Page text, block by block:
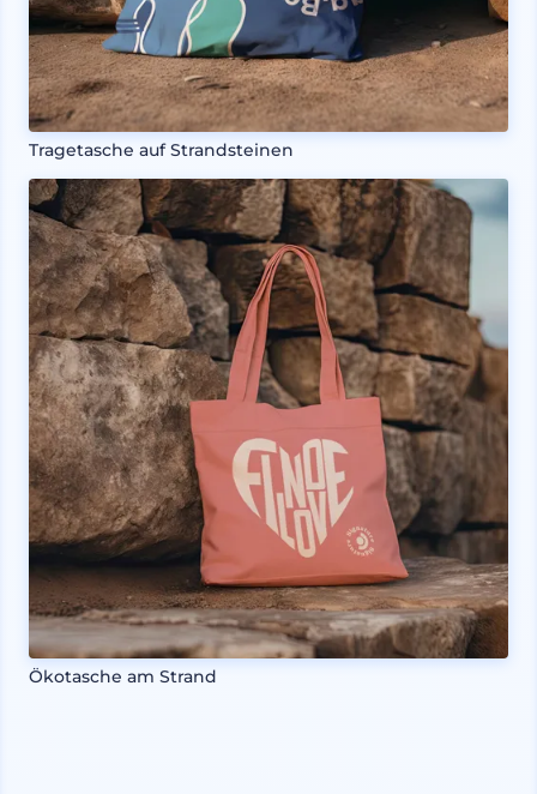
Tragetasche auf Strandsteinen
Ökotasche am Strand